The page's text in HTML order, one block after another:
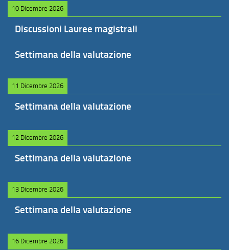
10 Dicembre 2026
Discussioni Lauree magistrali
Settimana della valutazione
11 Dicembre 2026
Settimana della valutazione
12 Dicembre 2026
Settimana della valutazione
13 Dicembre 2026
Settimana della valutazione
16 Dicembre 2026